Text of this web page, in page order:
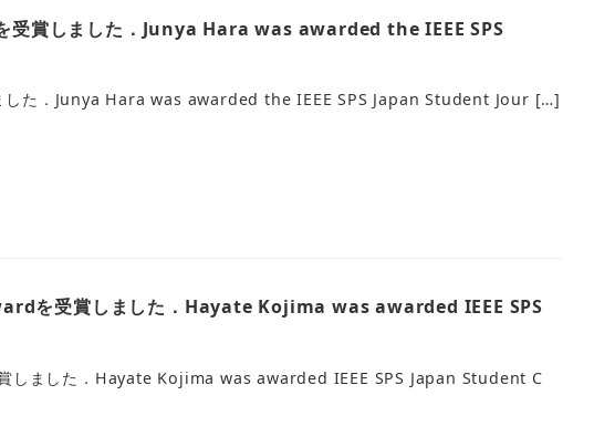
賞しました．Junya Hara was awarded the IEEE SPS
た．Junya Hara was awarded the IEEE SPS Japan Student Jour […]
を受賞しました．Hayate Kojima was awarded IEEE SPS
ました．Hayate Kojima was awarded IEEE SPS Japan Student C